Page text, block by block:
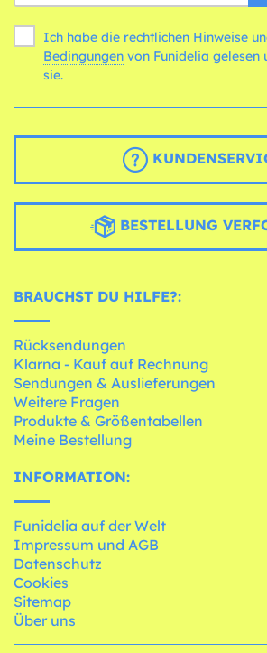
Ich habe die rechtlichen Hinweise
Bedingungen
sie.
BESTELLUNG
BRAUCHST DU HILFE?:
Rücksendungen
Klarna - Kauf auf Rechnung
Sendungen & Auslieferungen
Weitere Fragen
Produkte & Größentabellen
Meine Bestellung
INFORMATION:
Funidelia auf der Welt
Impressum und AGB
Datenschutz
Cookies
Sitemap
Über uns